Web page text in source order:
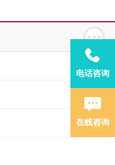
电话咨询
在线咨询